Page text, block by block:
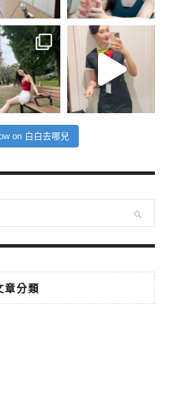
on 白白去哪兒
章分類